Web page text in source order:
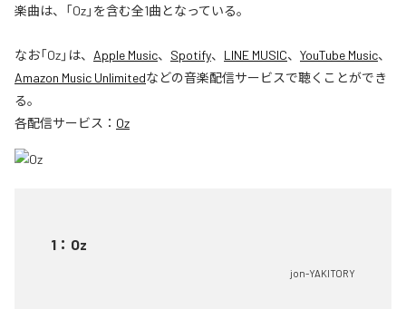
楽曲は、「Oz」を含む全1曲となっている。
なお「Oz」は、 Apple Music、 Spotify、 LINE MUSIC、 YouTube Music、
Amazon Music Unlimitedなどの音楽配信サービスで聴くことができ
る。
各配信サービス： Oz
1 ： Oz
jon-YAKITORY